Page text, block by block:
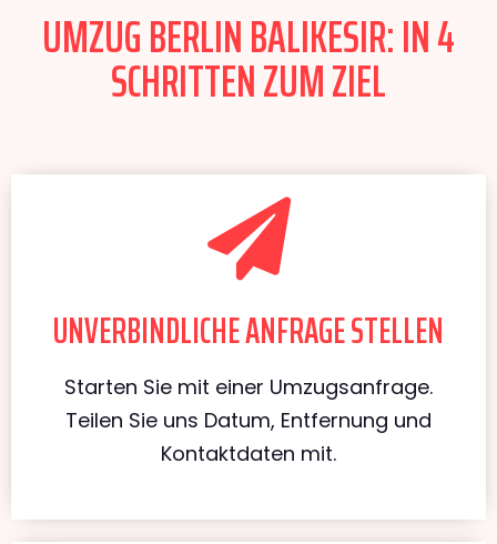
UMZUG BERLIN BALIKESIR: IN 4
SCHRITTEN ZUM ZIEL
UNVERBINDLICHE ANFRAGE STELLEN
Starten Sie mit einer Umzugsanfrage.
Teilen Sie uns Datum, Entfernung und
Kontaktdaten mit.